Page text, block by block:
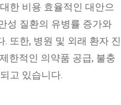
한 비용 효율적인 대안으
성 질환의 유병률 증가와
또한, 병원 및 외래 환자 진
한적인 의약품 공급, 불충
고 있습니다.